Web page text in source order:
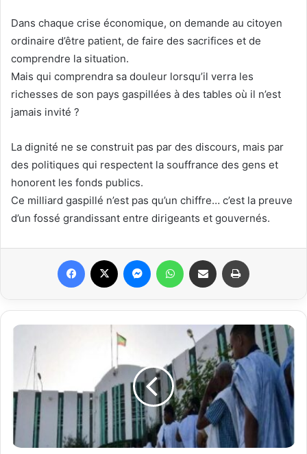
Dans chaque crise économique, on demande au citoyen
ordinaire d’être patient, de faire des sacrifices et de
comprendre la situation.
Mais qui comprendra sa douleur lorsqu’il verra les
richesses de son pays gaspillées à des tables où il n’est
jamais invité ?
La dignité ne se construit pas par des discours, mais par
des politiques qui respectent la souffrance des gens et
honorent les fonds publics.
Ce milliard gaspillé n’est pas qu’un chiffre… c’est la preuve
d’un fossé grandissant entre dirigeants et gouvernés.
Facebook MessengerWhatsAppShare via Email